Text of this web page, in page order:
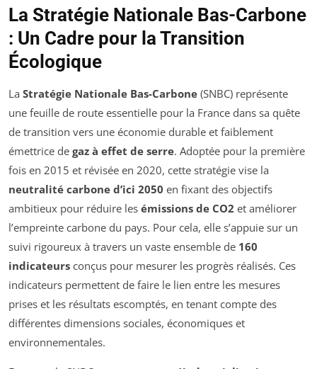
La Stratégie Nationale Bas-Carbone
: Un Cadre pour la Transition
Écologique
La Stratégie Nationale Bas-Carbone (SNBC) représente
une feuille de route essentielle pour la France dans sa quête
de transition vers une économie durable et faiblement
émettrice de gaz à effet de serre. Adoptée pour la première
fois en 2015 et révisée en 2020, cette stratégie vise la
neutralité carbone d’ici 2050 en fixant des objectifs
ambitieux pour réduire les émissions de CO2 et améliorer
l’empreinte carbone du pays. Pour cela, elle s’appuie sur un
suivi rigoureux à travers un vaste ensemble de 160
indicateurs conçus pour mesurer les progrès réalisés. Ces
indicateurs permettent de faire le lien entre les mesures
prises et les résultats escomptés, en tenant compte des
différentes dimensions sociales, économiques et
environnementales.